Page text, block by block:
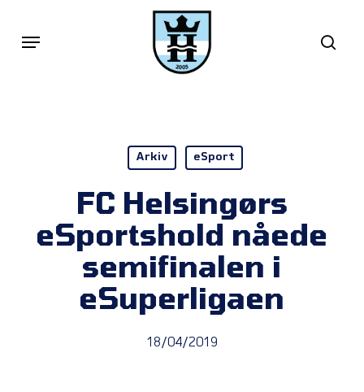
Menu
Arkiv eSport
FC Helsingørs
eSportshold nåede
semifinalen i
eSuperligaen
18/04/2019